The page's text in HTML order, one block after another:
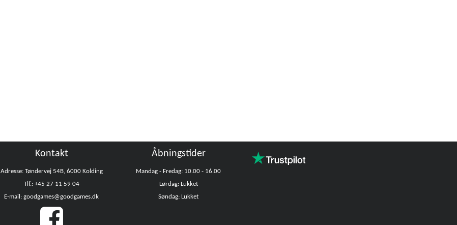
Kontakt
Adresse: Tøndervej 54B, 6000 Kolding
Tlf.: +45 27 11 59 04
E-mail: goodgames@goodgames.dk
Åbningstider
Mandag - Fredag: 10.00 - 16.00
Lørdag: Lukket
Søndag: Lukket